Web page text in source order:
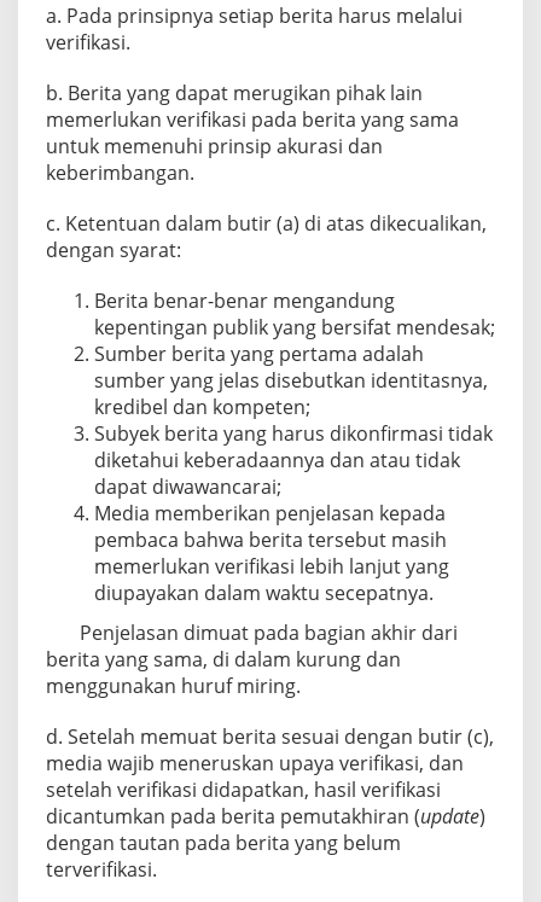
a. Pada prinsipnya setiap berita harus melalui
verifikasi.
b. Berita yang dapat merugikan pihak lain
memerlukan verifikasi pada berita yang sama
untuk memenuhi prinsip akurasi dan
keberimbangan.
c. Ketentuan dalam butir (a) di atas dikecualikan,
dengan syarat:
Berita benar-benar mengandung
kepentingan publik yang bersifat mendesak;
Sumber berita yang pertama adalah
sumber yang jelas disebutkan identitasnya,
kredibel dan kompeten;
Subyek berita yang harus dikonfirmasi tidak
diketahui keberadaannya dan atau tidak
dapat diwawancarai;
Media memberikan penjelasan kepada
pembaca bahwa berita tersebut masih
memerlukan verifikasi lebih lanjut yang
diupayakan dalam waktu secepatnya.
Penjelasan dimuat pada bagian akhir dari
berita yang sama, di dalam kurung dan
menggunakan huruf miring.
d. Setelah memuat berita sesuai dengan butir (c),
media wajib meneruskan upaya verifikasi, dan
setelah verifikasi didapatkan, hasil verifikasi
dicantumkan pada berita pemutakhiran (update)
dengan tautan pada berita yang belum
terverifikasi.